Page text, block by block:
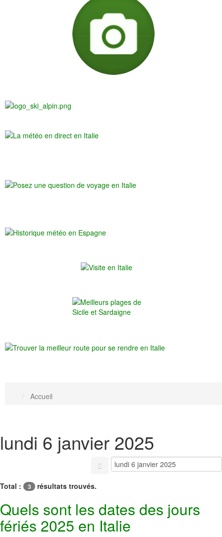
Accueil
lundi 6 janvier 2025
Total : 3 résultats trouvés.
Quels sont les dates des jours
fériés 2025 en Italie